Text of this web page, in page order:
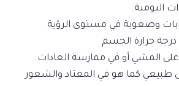
اليومية.
وصعوبة في مستوى الرؤية
درجة حرارة الجسم
على المشي أو في ممارسة العادات
طبيعي كما هو في المعتاد والشعور